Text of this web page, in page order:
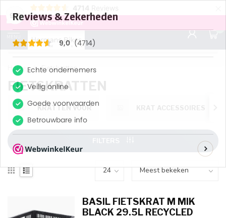
9,0
30 dagen bedenktijd
Home / Fietskratten
FIETSKRATTEN
KRATTEN VOOR
BASIL FIETSKRAT M MIK
BLACK 29.5L RECYCLED